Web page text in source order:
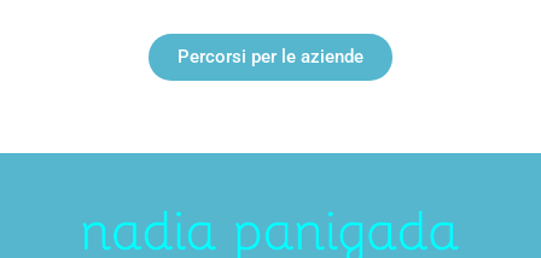
Percorsi per le aziende